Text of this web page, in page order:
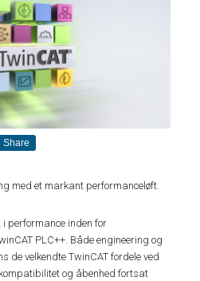
Share
med et markant performanceløft.
i performance inden for
PLC++. Både engineering og
de velkendte TwinCAT fordele ved
og åbenhed fortsat